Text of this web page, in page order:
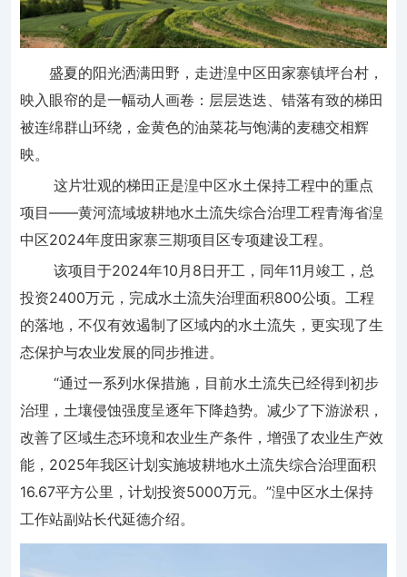
盛夏的阳光洒满田野，走进湟中区田家寨镇坪台村，
映入眼帘的是一幅动人画卷：层层迭迭、错落有致的梯田
被连绵群山环绕，金黄色的油菜花与饱满的麦穗交相辉
映。
这片壮观的梯田正是湟中区水土保持工程中的重点
项目——黄河流域坡耕地水土流失综合治理工程青海省湟
中区2024年度田家寨三期项目区专项建设工程。
该项目于2024年10月8日开工，同年11月竣工，总
投资2400万元，完成水土流失治理面积800公顷。工程
的落地，不仅有效遏制了区域内的水土流失，更实现了生
态保护与农业发展的同步推进。
“通过一系列水保措施，目前水土流失已经得到初步
治理，土壤侵蚀强度呈逐年下降趋势。减少了下游淤积，
改善了区域生态环境和农业生产条件，增强了农业生产效
能，2025年我区计划实施坡耕地水土流失综合治理面积
16.67平方公里，计划投资5000万元。”湟中区水土保持
工作站副站长代延德介绍。